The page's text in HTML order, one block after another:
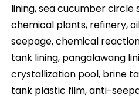
lining, sea cucumber
chemical plants, refinery,
seepage, chemical
tank lining, pangalawang
crystallization pool, brine
tank plastic film, anti-